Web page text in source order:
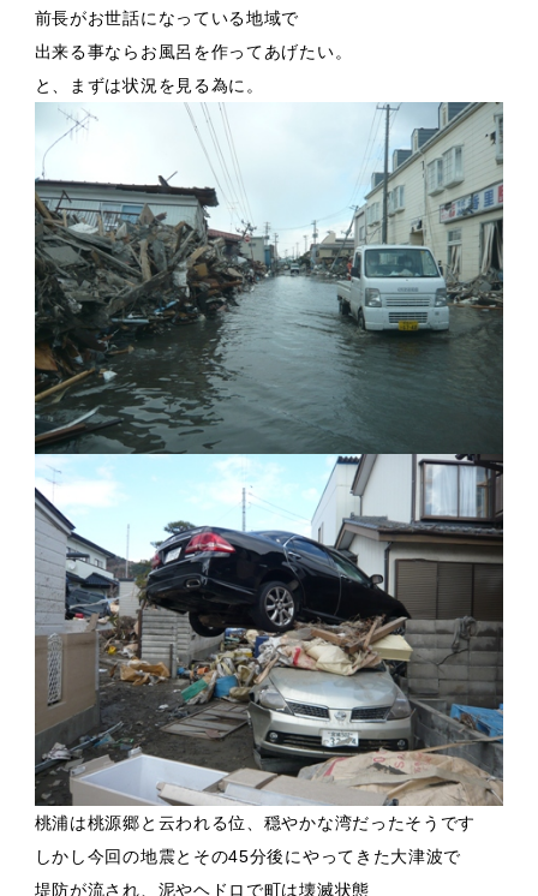
前長がお世話になっている地域で
出来る事ならお風呂を作ってあげたい。
と、まずは状況を見る為に。
桃浦は桃源郷と云われる位、穏やかな湾だったそうです
しかし今回の地震とその45分後にやってきた大津波で
堤防が流され、泥やヘドロで町は壊滅状態